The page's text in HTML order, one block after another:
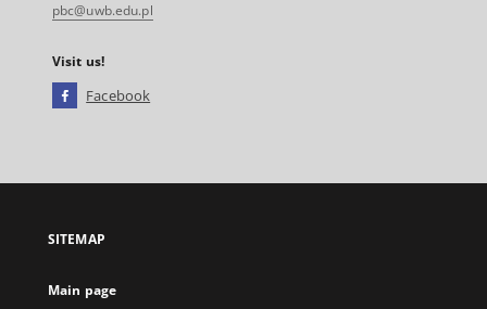
pbc@uwb.edu.pl
Visit us!
Facebook
open
new
SITEMAP
Main page